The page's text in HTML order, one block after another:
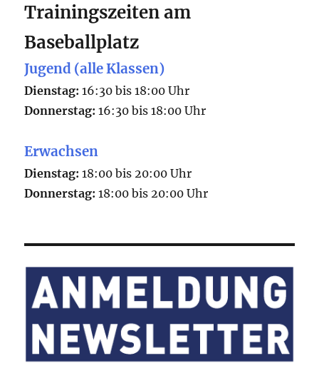
Trainingszeiten am
Baseballplatz
Jugend (alle Klassen)
Dienstag: 16:30 bis 18:00 Uhr
Donnerstag: 16:30 bis 18:00 Uhr
Erwachsen
Dienstag: 18:00 bis 20:00 Uhr
Donnerstag: 18:00 bis 20:00 Uhr